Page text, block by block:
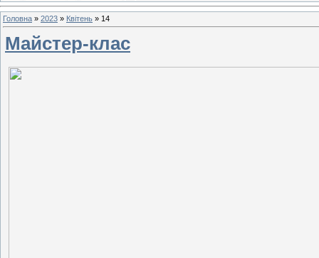
Головна » 2023 » Квітень » 14
Майстер-клас